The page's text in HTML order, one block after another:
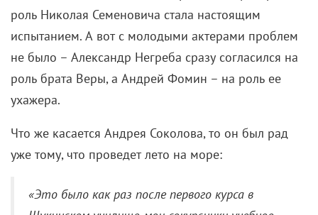
Большие артисты сниматься в фильме дебютанта не
торопились. Пичул предложил роль матери
Людмиле Зайцевой.
ощутила неприязнь. Я знала, что режиссер –
дебютант в игровом кино, как и автор
молодые, ничего еще не испытавшие в жизни,